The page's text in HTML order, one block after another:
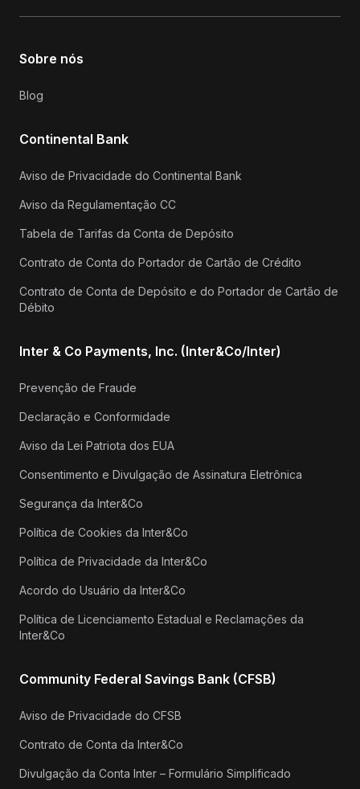
Sobre nós
Blog
Continental Bank
Aviso de Privacidade do Continental Bank
Aviso da Regulamentação CC
Tabela de Tarifas da Conta de Depósito
Contrato de Conta do Portador de Cartão de Crédito
Contrato de Conta de Depósito e do Portador de Cartão de
Débito
Inter & Co Payments, Inc. (Inter&Co/Inter)
Prevenção de Fraude
Declaração e Conformidade
Aviso da Lei Patriota dos EUA
Consentimento e Divulgação de Assinatura Eletrônica
Segurança da Inter&Co
Política de Cookies da Inter&Co
Política de Privacidade da Inter&Co
Acordo do Usuário da Inter&Co
Política de Licenciamento Estadual e Reclamações da
Inter&Co
Community Federal Savings Bank (CFSB)
Aviso de Privacidade do CFSB
Contrato de Conta da Inter&Co
Divulgação da Conta Inter – Formulário Simplificado